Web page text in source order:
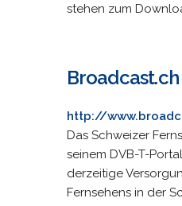
stehen zum
Broadcast.ch
http://
Das Schweizer
seinem DVB-T-
derzeitige
Fernsehens in der